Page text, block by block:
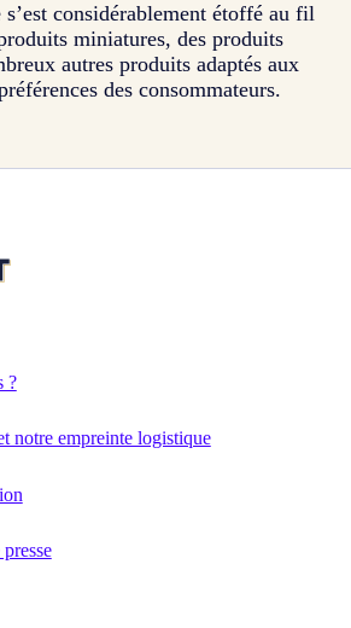
considérablement étoffé au fil
miniatures, des produits
autres produits adaptés aux
des consommateurs.
?
notre empreinte logistique